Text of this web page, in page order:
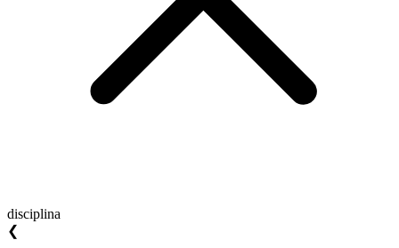
disciplina
❮